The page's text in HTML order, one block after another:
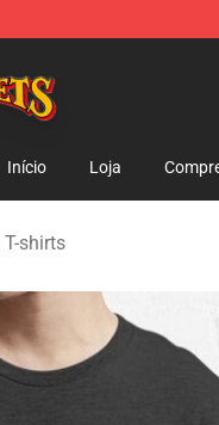
Merchandise Shop
Início Loja
shirts